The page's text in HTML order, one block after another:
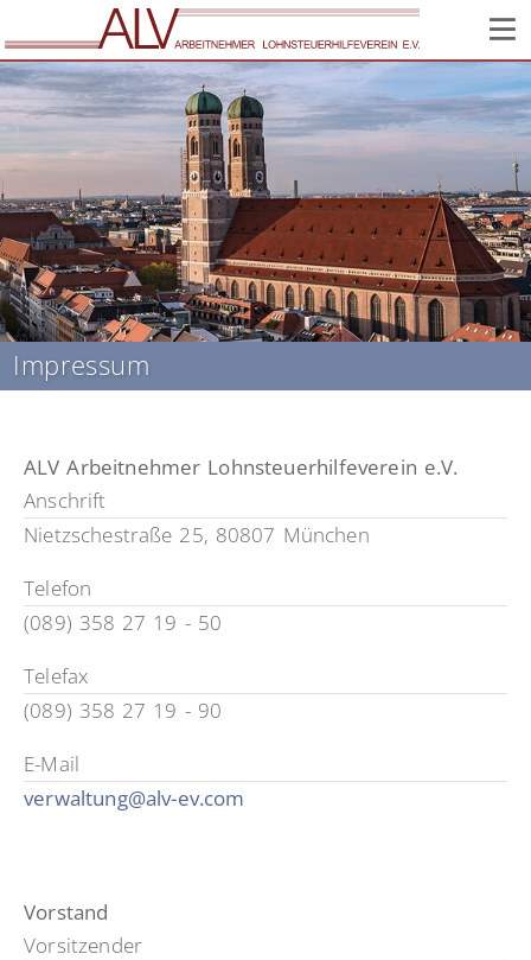
Corona: Infos zur Lage im Verein // Wir sind weiter für Sie
da!
Impressum
ALV Arbeitnehmer Lohnsteuerhilfeverein e.V.
Anschrift
Nietzschestraße 25, 80807 München
Telefon
(089) 358 27 19 - 50
Telefax
(089) 358 27 19 - 90
E-Mail
verwaltung@alv-ev.com
Vorstand
Vorsitzender